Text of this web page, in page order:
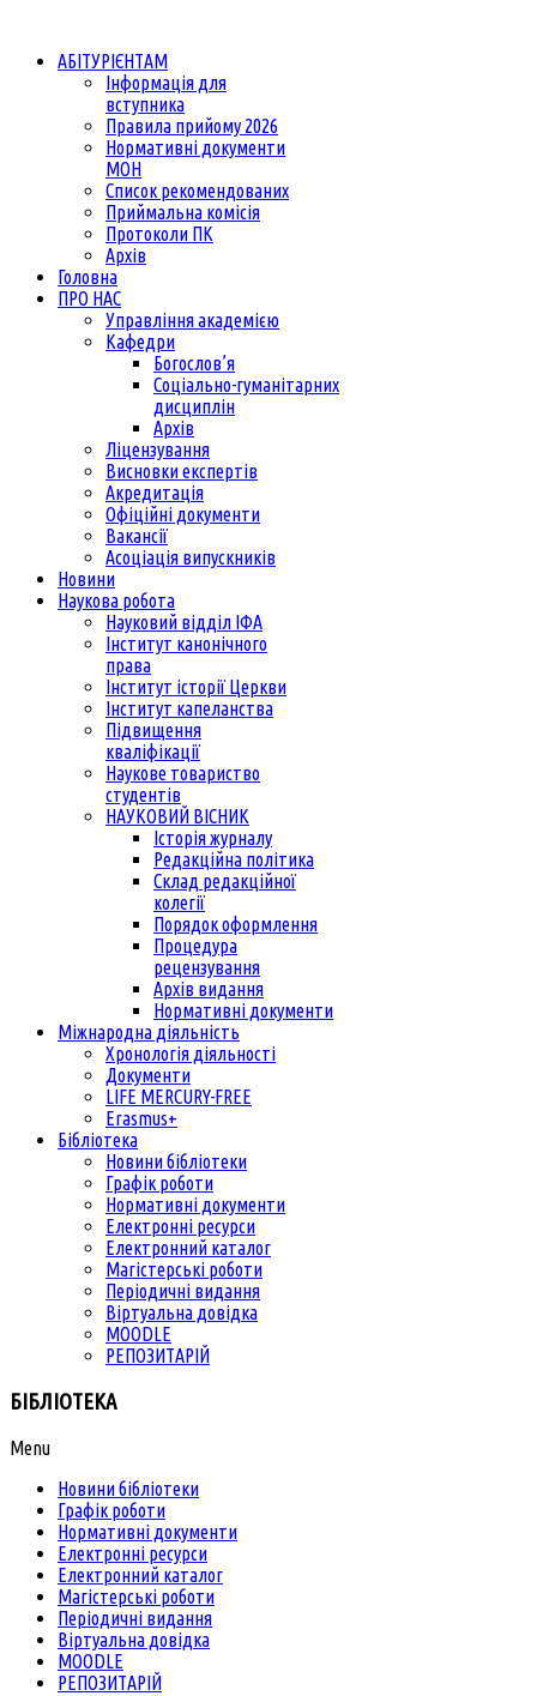
АБІТУРІЄНТАМ
Інформація для
вступника
Правила прийому 2026
Нормативні документи
МОН
Список рекомендованих
Приймальна комісія
Протоколи ПК
Архів
Головна
ПРО НАС
Управління академією
Кафедри
Богослов’я
Соціально-гуманітарних
дисциплін
Архів
Ліцензування
Висновки експертів
Акредитація
Офіційні документи
Вакансії
Асоціація випускників
Новини
Наукова робота
Науковий відділ ІФА
Інститут канонічного
права
Інститут історії Церкви
Інститут капеланства
Підвищення
кваліфікації
Наукове товариство
студентів
НАУКОВИЙ ВІСНИК
Історія журналу
Редакційна політика
Склад редакційної
колегії
Порядок оформлення
Процедура
рецензування
Архів видання
Нормативні документи
Міжнародна діяльність
Хронологія діяльності
Документи
LIFE MERCURY-FREE
Erasmus+
Бібліотека
Новини бібліотеки
Графік роботи
Нормативні документи
Електронні ресурси
Електронний каталог
Магістерські роботи
Періодичні видання
Віртуальна довідка
MOODLE
РЕПОЗИТАРІЙ
БІБЛІОТЕКА
Menu
Новини бібліотеки
Графік роботи
Нормативні документи
Електронні ресурси
Електронний каталог
Магістерські роботи
Періодичні видання
Віртуальна довідка
MOODLE
РЕПОЗИТАРІЙ